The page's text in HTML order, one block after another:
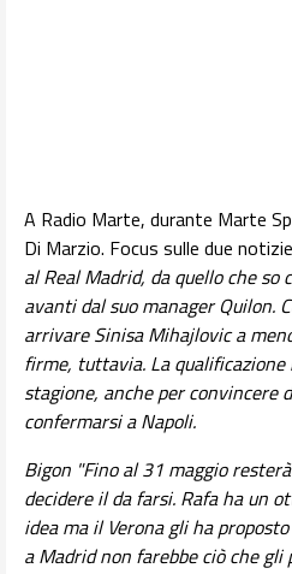
A Radio Marte, durante Marte
Di Marzio. Focus sulle due
al Real Madrid, da quello che
avanti dal suo manager Quilon.
arrivare Sinisa Mihajlovic a
firme, tuttavia. La
stagione, anche per convincere
confermarsi a Napoli.
Bigon "Fino al 31 maggio
decidere il da farsi. Rafa ha un
idea ma il Verona gli ha
a Madrid non farebbe ciò che